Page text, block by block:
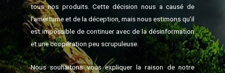
tous nos produits. Cette décision nous a causé de
l’amertume et de la déception, mais nous estimons qu’il
est impossible de continuer avec de la désinformation
et une coopération peu scrupuleuse.
Nous souhaitons vous expliquer la raison de notre